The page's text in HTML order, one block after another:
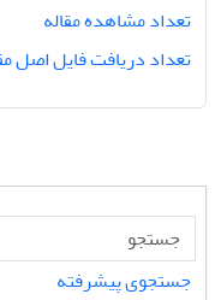
تعداد مشاهده مقاله
تعداد دریافت فایل اصل
جستجوی پیشرفته